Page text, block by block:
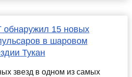
обнаружил 15 новых
в шаровом
Тукан
звезд в одном из самых